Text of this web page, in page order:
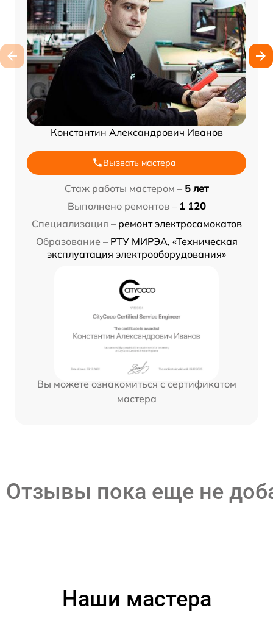
Константин Александрович Иванов
Вызвать мастера
Стаж работы мастером – 5 лет
Выполнено ремонтов – 1 120
Специализация – ремонт электросамокатов
Образование – РТУ МИРЭА, «Техническая
эксплуатация электрооборудования»
Вы можете ознакомиться с сертификатом
мастера
Отзывы пока еще не
Наши мастера